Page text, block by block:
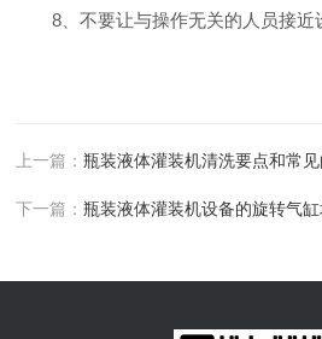
8、不要让与操作无关的人员接近
上一篇：瓶装液体灌装机清洗要点和常
下一篇：瓶装液体灌装机设备的旋转气